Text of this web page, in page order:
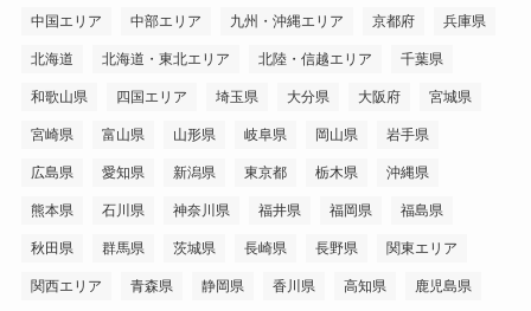
中国エリア 中部エリア 九州・沖縄エリア 京都府 兵庫県
北海道 北海道・東北エリア 北陸・信越エリア 千葉県
和歌山県 四国エリア 埼玉県 大分県 大阪府 宮城県
宮崎県 富山県 山形県 岐阜県 岡山県 岩手県
広島県 愛知県 新潟県 東京都 栃木県 沖縄県
熊本県 石川県 神奈川県 福井県 福岡県 福島県
秋田県 群馬県 茨城県 長崎県 長野県 関東エリア
関西エリア 青森県 静岡県 香川県 高知県 鹿児島県